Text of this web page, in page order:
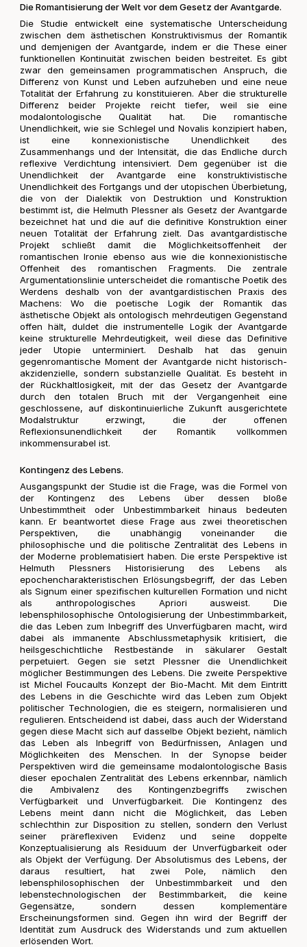
Die Romantisierung der Welt vor dem Gesetz der Avantgarde.
Die Studie entwickelt eine systematische Unterscheidung
zwischen dem ästhetischen Konstruktivismus der Romantik
und demjenigen der Avantgarde, indem er die These einer
funktionellen Kontinuität zwischen beiden bestreitet. Es gibt
zwar den gemeinsamen programmatischen Anspruch, die
Differenz von Kunst und Leben aufzuheben und eine neue
Totalität der Erfahrung zu konstituieren. Aber die strukturelle
Differenz beider Projekte reicht tiefer, weil sie eine
modalontologische Qualität hat. Die romantische
Unendlichkeit, wie sie Schlegel und Novalis konzipiert haben,
ist eine konnexionistische Unendlichkeit des
Zusammenhangs und der Intensität, die das Endliche durch
reflexive Verdichtung intensiviert. Dem gegenüber ist die
Unendlichkeit der Avantgarde eine konstruktivistische
Unendlichkeit des Fortgangs und der utopischen Überbietung,
die von der Dialektik von Destruktion und Konstruktion
bestimmt ist, die Helmuth Plessner als Gesetz der Avantgarde
bezeichnet hat und die auf die definitive Konstruktion einer
neuen Totalität der Erfahrung zielt. Das avantgardistische
Projekt schließt damit die Möglichkeitsoffenheit der
romantischen Ironie ebenso aus wie die konnexionistische
Offenheit des romantischen Fragments. Die zentrale
Argumentationslinie unterscheidet die romantische Poetik des
Werdens deshalb von der avantgardistischen Praxis des
Machens: Wo die poetische Logik der Romantik das
ästhetische Objekt als ontologisch mehrdeutigen Gegenstand
offen hält, duldet die instrumentelle Logik der Avantgarde
keine strukturelle Mehrdeutigkeit, weil diese das Definitive
jeder Utopie unterminiert. Deshalb hat das genuin
gegenromantische Moment der Avantgarde nicht historisch-
akzidenzielle, sondern substanzielle Qualität. Es besteht in
der Rückhaltlosigkeit, mit der das Gesetz der Avantgarde
durch den totalen Bruch mit der Vergangenheit eine
geschlossene, auf diskontinuierliche Zukunft ausgerichtete
Modalstruktur erzwingt, die der offenen
Reflexionsunendlichkeit der Romantik vollkommen
inkommensurabel ist.
Kontingenz des Lebens.
Ausgangspunkt der Studie ist die Frage, was die Formel von
der Kontingenz des Lebens über dessen bloße
Unbestimmtheit oder Unbestimmbarkeit hinaus bedeuten
kann. Er beantwortet diese Frage aus zwei theoretischen
Perspektiven, die unabhängig voneinander die
philosophische und die politische Zentralität des Lebens in
der Moderne problematisiert haben. Die erste Perspektive ist
Helmuth Plessners Historisierung des Lebens als
epochencharakteristischen Erlösungsbegriff, der das Leben
als Signum einer spezifischen kulturellen Formation und nicht
als anthropologisches Apriori ausweist. Die
lebensphilosophische Ontologisierung der Unbestimmbarkeit,
die das Leben zum Inbegriff des Unverfügbaren macht, wird
dabei als immanente Abschlussmetaphysik kritisiert, die
heilsgeschichtliche Restbestände in säkularer Gestalt
perpetuiert. Gegen sie setzt Plessner die Unendlichkeit
möglicher Bestimmungen des Lebens. Die zweite Perspektive
ist Michel Foucaults Konzept der Bio-Macht. Mit dem Eintritt
des Lebens in die Geschichte wird das Leben zum Objekt
politischer Technologien, die es steigern, normalisieren und
regulieren. Entscheidend ist dabei, dass auch der Widerstand
gegen diese Macht sich auf dasselbe Objekt bezieht, nämlich
das Leben als Inbegriff von Bedürfnissen, Anlagen und
Möglichkeiten des Menschen. In der Synopse beider
Perspektiven wird die gemeinsame modalontologische Basis
dieser epochalen Zentralität des Lebens erkennbar, nämlich
die Ambivalenz des Kontingenzbegriffs zwischen
Verfügbarkeit und Unverfügbarkeit. Die Kontingenz des
Lebens meint dann nicht die Möglichkeit, das Leben
schlechthin zur Disposition zu stellen, sondern den Verlust
seiner präreflexiven Evidenz und seine doppelte
Konzeptualisierung als Residuum der Unverfügbarkeit oder
als Objekt der Verfügung. Der Absolutismus des Lebens, der
daraus resultiert, hat zwei Pole, nämlich den
lebensphilosophischen der Unbestimmbarkeit und den
lebenstechnologischen der Bestimmbarkeit, die keine
Gegensätze, sondern dessen komplementäre
Erscheinungsformen sind. Gegen ihn wird der Begriff der
Identität zum Ausdruck des Widerstands und zum aktuellen
erlösenden Wort.